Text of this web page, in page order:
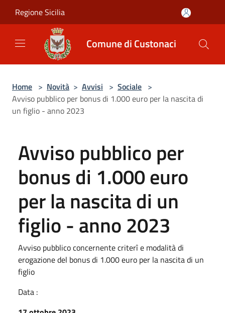
Regione Sicilia
Comune di Custonaci
Home > Novità > Avvisi > Sociale >
Avviso pubblico per bonus di 1.000 euro per la nascita di
un figlio - anno 2023
Avviso pubblico per
bonus di 1.000 euro
per la nascita di un
figlio - anno 2023
Avviso pubblico concernente criterî e modalità di
erogazione del bonus di 1.000 euro per la nascita di un
figlio
Data :